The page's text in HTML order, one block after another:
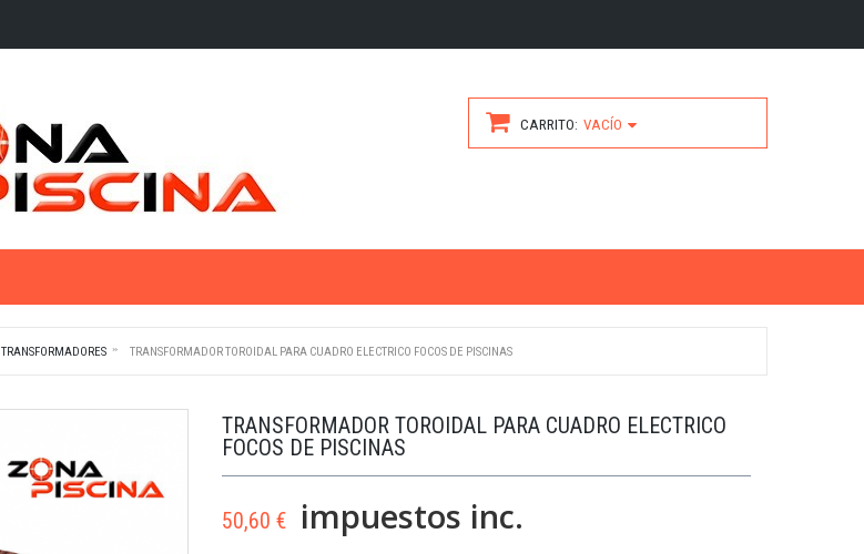
CARRITO VACÍO
TRANSFORMADORES TRANSFORMADOR TOROIDAL PARA CUADRO ELECTRICO FOCOS DE PISCINAS
TRANSFORMADOR TOROIDAL PARA CUADRO ELECTRICO
FOCOS DE PISCINAS
50,60 € impuestos inc.